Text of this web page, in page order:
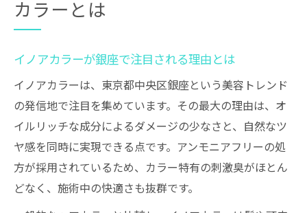
カラーとは
イノアカラーが銀座で注目される理由とは
イノアカラーは、東京都中央区銀座という美容トレンド
の発信地で注目を集めています。その最大の理由は、オ
イルリッチな成分によるダメージの少なさと、自然なツ
ヤ感を同時に実現できる点です。アンモニアフリーの処
方が採用されているため、カラー特有の刺激臭がほとん
どなく、施術中の快適さも抜群です。